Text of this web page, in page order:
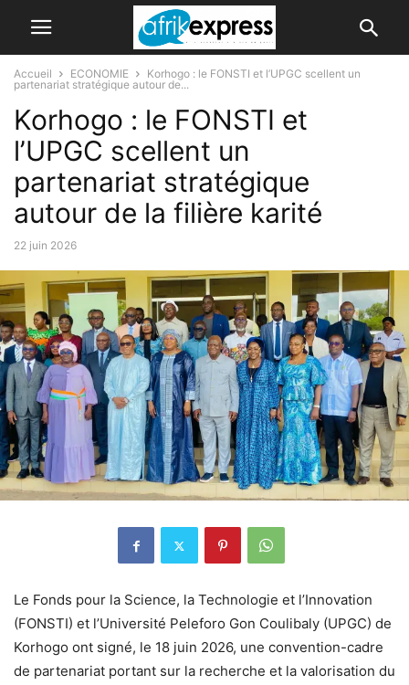
Accueil ECONOMIE
Korhogo : le FONSTI et l’UPGC scellent un
partenariat stratégique autour de...
Korhogo : le FONSTI et
l’UPGC scellent un
partenariat stratégique
autour de la filière karité
22 juin 2026
Le Fonds pour la Science, la Technologie et l’Innovation
(FONSTI) et l’Université Peleforo Gon Coulibaly (UPGC) de
Korhogo ont signé, le 18 juin 2026, une convention-cadre
de partenariat portant sur la recherche et la valorisation du